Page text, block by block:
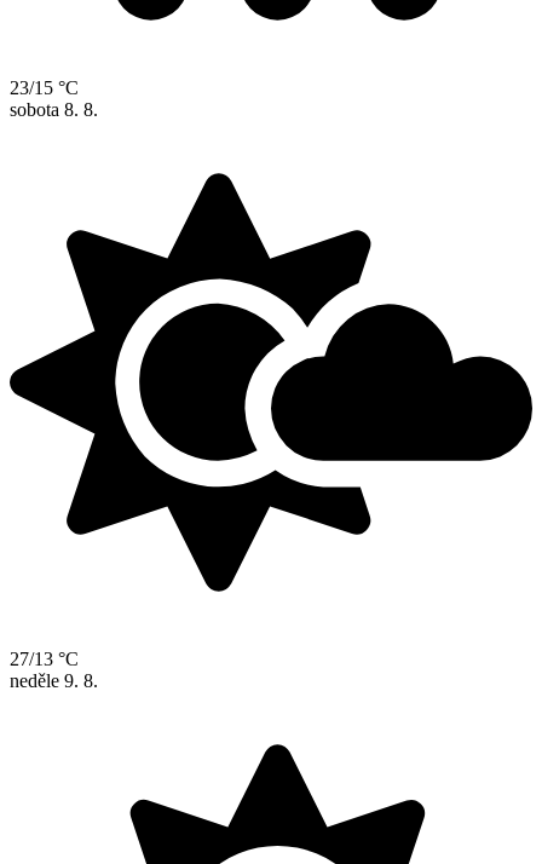
23/15 °C
sobota 8. 8.
27/13 °C
neděle 9. 8.